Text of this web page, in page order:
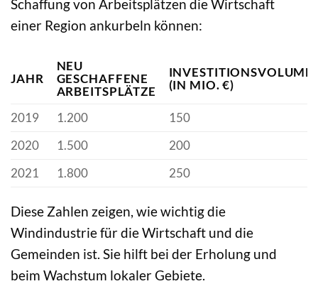
Schaffung von Arbeitsplätzen die Wirtschaft
einer Region ankurbeln können:
JAHR
NEU
GESCHAFFENE
ARBEITSPLÄTZE
(IN MIO. €)
2019 1.200
150
2020
1.500
200
2021
1.800 250
Diese Zahlen zeigen, wie wichtig die
Windindustrie für die Wirtschaft und die
Gemeinden ist. Sie hilft bei der Erholung und
beim Wachstum lokaler Gebiete.